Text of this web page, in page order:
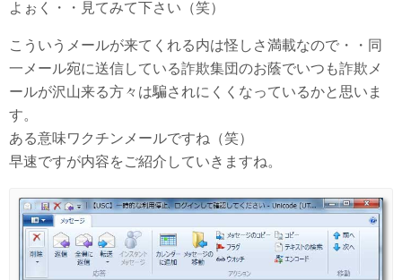
よぉく・・見てみて下さい（笑）
こういうメールが来てくれる内は怪しさ満載なので・・同
一メール宛に送信している詐欺集団のお蔭でいつも詐欺メ
ールが沢山来る方々は騙されにくくなっているかと思いま
す。
ある意味ワクチンメールですね（笑）
早速ですが内容をご紹介していきますね。